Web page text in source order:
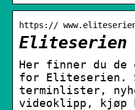
https://
Eliteserien
Her finner du
for Eliteserien.
terminlister,
videoklipp,